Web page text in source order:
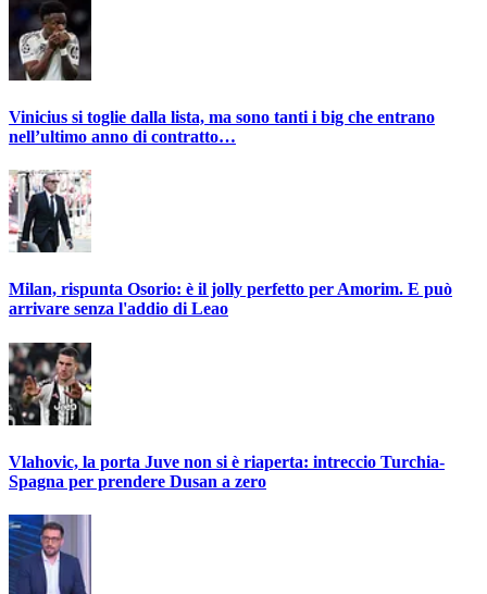
Vinicius si toglie dalla lista, ma sono tanti i big che entrano
nell’ultimo anno di contratto…
Milan, rispunta Osorio: è il jolly perfetto per Amorim. E può
arrivare senza l'addio di Leao
Vlahovic, la porta Juve non si è riaperta: intreccio Turchia-
Spagna per prendere Dusan a zero